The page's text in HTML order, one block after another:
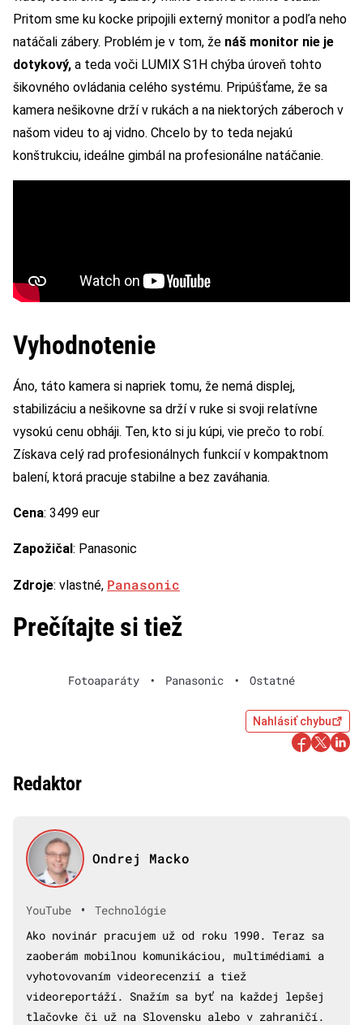
Pritom sme ku kocke pripojili externý monitor a podľa neho
natáčali zábery. Problém je v tom, že náš monitor nie je
dotykový, a teda voči LUMIX S1H chýba úroveň tohto
šikovného ovládania celého systému. Pripúšťame, že sa
kamera nešikovne drží v rukách a na niektorých záberoch v
našom videu to aj vidno. Chcelo by to teda nejakú
konštrukciu, ideálne gimbál na profesionálne natáčanie.
Vyhodnotenie
Áno, táto kamera si napriek tomu, že nemá displej,
stabilizáciu a nešikovne sa drží v ruke si svoji relatívne
vysokú cenu obháji. Ten, kto si ju kúpi, vie prečo to robí.
Získava celý rad profesionálnych funkcií v kompaktnom
balení, ktorá pracuje stabilne a bez zaváhania.
Cena: 3499 eur
Zapožičal: Panasonic
Zdroje: vlastné, Panasonic
Prečítajte si tiež
Fotoaparáty • Panasonic • Ostatné
Nahlásiť chybu
Redaktor
Ondrej Macko
YouTube •
Technológie
Ako novinár pracujem už od roku 1990. Teraz sa
zaoberám mobilnou komunikáciou, multimédiami a
vyhotovovaním videorecenzií a tiež
videoreportáží. Snažím sa byť na každej lepšej
tlačovke či už na Slovensku alebo v zahraničí.